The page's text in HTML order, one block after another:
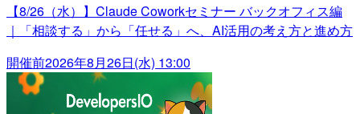
【8/26（水）】Claude Coworkセミナー バックオフィス編
｜「相談する」から「任せる」へ、AI活用の考え方と進め方
開催前2026年8月26日(水) 13:00